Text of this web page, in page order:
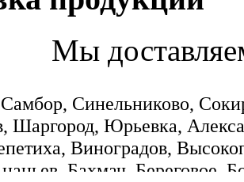
Мы
Синельниково,
Шаргород, Юрьевка,
Виноградов,
Бахмач, Береговое,